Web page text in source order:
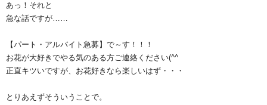
あっ！それと
急な話ですが……
【パート・アルバイト急募】で～す！！！
お花が大好きでやる気のある方ご連絡ください(^^ゞ
正直キツいですが、お花好きなら楽しいはず・・・
とりあえずそういうことで。